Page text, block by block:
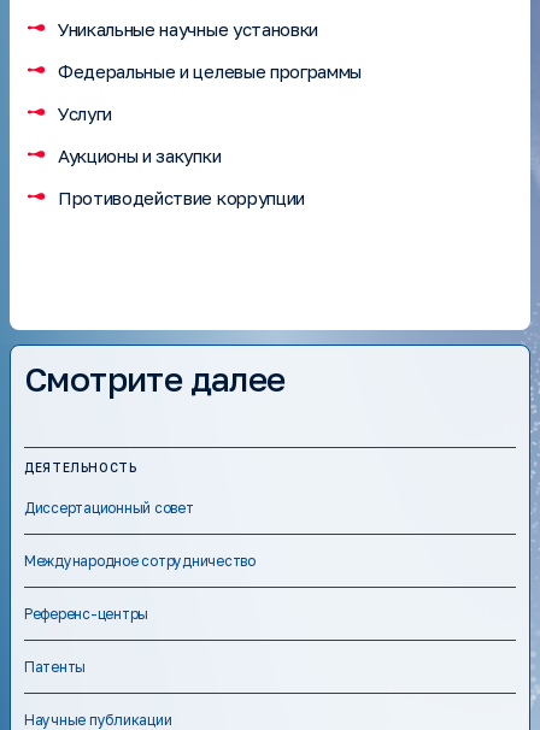
Уникальные научные установки
Федеральные и целевые программы
Услуги
Аукционы и закупки
Противодействие коррупции
Смотрите далее
ДЕЯТЕЛЬНОСТЬ
Диссертационный совет
Международное сотрудничество
Референс-центры
Патенты
Научные публикации
Патенты
Уникальные научные установки
Федеральные и целевые программы
Услуги
Противодействие коррупции